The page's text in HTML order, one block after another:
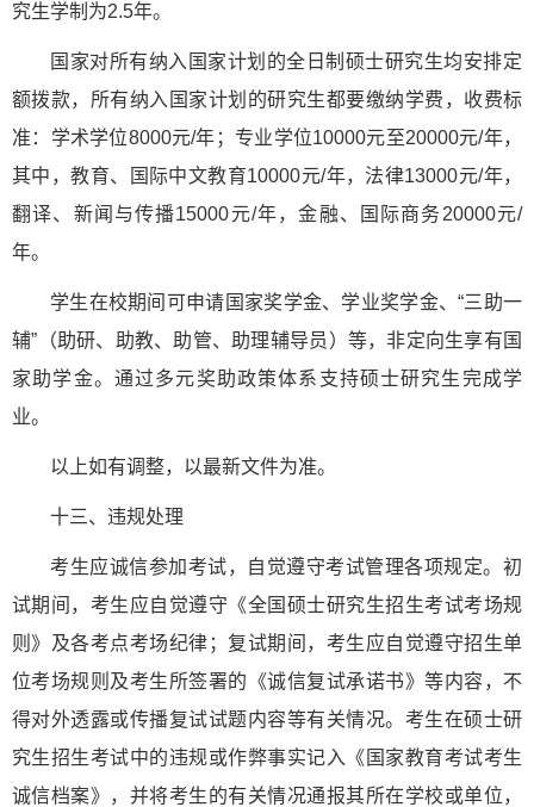
究生学制为2.5年。
国家对所有纳入国家计划的全日制硕士研究生均安排定
额拨款，所有纳入国家计划的研究生都要缴纳学费，收费标
准：学术学位8000元/年；专业学位10000元至20000元/年，
其中，教育、国际中文教育10000元/年，法律13000元/年，
翻译、新闻与传播15000元/年，金融、国际商务20000元/
年。
学生在校期间可申请国家奖学金、学业奖学金、“三助一
辅”（助研、助教、助管、助理辅导员）等，非定向生享有国
家助学金。通过多元奖助政策体系支持硕士研究生完成学
业。
以上如有调整，以最新文件为准。
十三、违规处理
考生应诚信参加考试，自觉遵守考试管理各项规定。初
试期间，考生应自觉遵守《全国硕士研究生招生考试考场规
则》及各考点考场纪律；复试期间，考生应自觉遵守招生单
位考场规则及考生所签署的《诚信复试承诺书》等内容，不
得对外透露或传播复试试题内容等有关情况。考生在硕士研
究生招生考试中的违规或作弊事实记入《国家教育考试考生
诚信档案》，并将考生的有关情况通报其所在学校或单位，